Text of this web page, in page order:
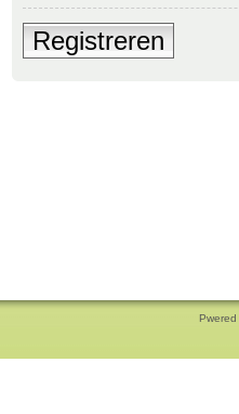
Registreren